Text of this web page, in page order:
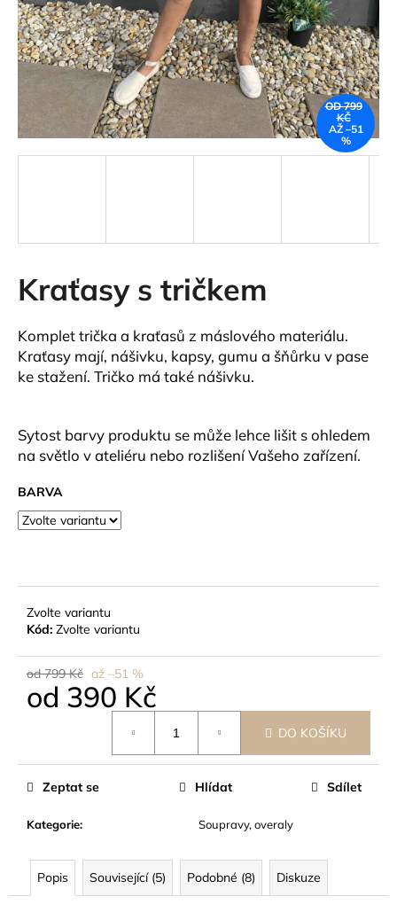
Kraťasy s tričkem
Komplet trička a kraťasů z máslového materiálu.
Kraťasy mají, nášivku, kapsy, gumu a šňůrku v pase
ke stažení. Tričko má také nášivku.
Sytost barvy produktu se může lehce lišit s ohledem
na světlo v ateliéru nebo rozlišení Vašeho zařízení.
BARVA
Zvolte variantu
Kód: Zvolte variantu
od 799 Kč až –51 %
od 390 Kč
DO KOŠÍKU
Kategorie: Soupravy, overaly
Zeptat se Hlídat Sdílet
OD 799
KČ
AŽ –51
%
Popis Související (5) Podobné (8) Diskuze
a
j
í
t
?
D
o
o
r
u
j
e
e